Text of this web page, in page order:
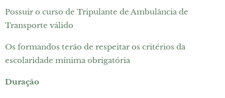
Possuir o curso de Tripulante de Ambulância de
Transporte válido
Os formandos terão de respeitar os critérios da
escolaridade mínima obrigatória
Duração